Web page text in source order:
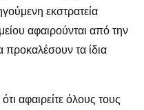
εκστρατεία
αφαιρούνται από την
τα ίδια
αφαιρείτε όλους τους